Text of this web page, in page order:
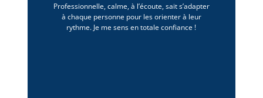
Professionnelle, calme, à l’écoute, sait s’adapter
à chaque personne pour les orienter à leur
rythme. Je me sens en totale confiance !